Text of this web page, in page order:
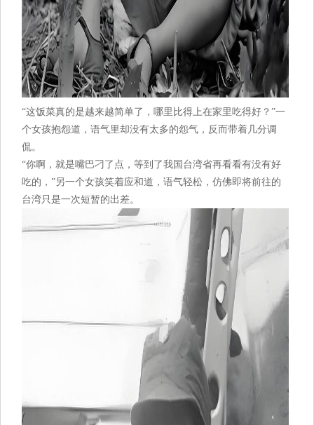
“这饭菜真的是越来越简单了，哪里比得上在家里吃得好？”一
个女孩抱怨道，语气里却没有太多的怨气，反而带着几分调
侃。
“你啊，就是嘴巴刁了点，等到了我国台湾省再看看有没有好
吃的，”另一个女孩笑着应和道，语气轻松，仿佛即将前往的
台湾只是一次短暂的出差。